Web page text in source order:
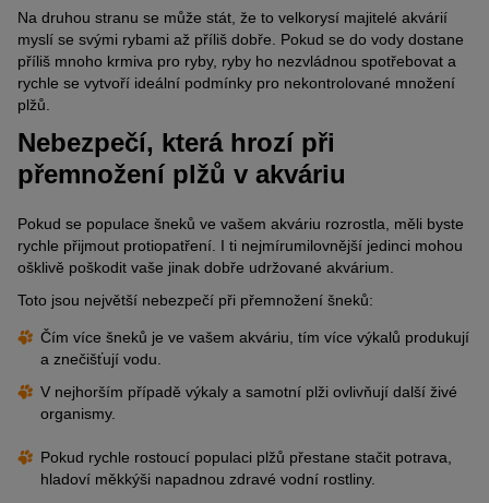
Na druhou stranu se může stát, že to velkorysí majitelé akvárií
myslí se svými rybami až příliš dobře. Pokud se do vody dostane
příliš mnoho krmiva pro ryby, ryby ho nezvládnou spotřebovat a
rychle se vytvoří ideální podmínky pro nekontrolované množení
plžů.
Nebezpečí, která hrozí při
přemnožení plžů v akváriu
Pokud se populace šneků ve vašem akváriu rozrostla, měli byste
rychle přijmout protiopatření. I ti nejmírumilovnější jedinci mohou
ošklivě poškodit vaše jinak dobře udržované akvárium.
Toto jsou největší nebezpečí při přemnožení šneků:
Čím více šneků je ve vašem akváriu, tím více výkalů produkují
a znečišťují vodu.
V nejhorším případě výkaly a samotní plži ovlivňují další živé
organismy.
Pokud rychle rostoucí populaci plžů přestane stačit potrava,
hladoví měkkýši napadnou zdravé vodní rostliny.